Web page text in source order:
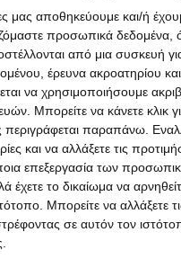
μας αποθηκεύουμε και/ή
προσωπικά δεδομένα,
από μια συσκευή
έρευνα ακροατηρίου
να χρησιμοποιήσουμε
Μπορείτε να κάνετε κλικ
παραπάνω.
και να αλλάξετε τις
επεξεργασία των
έχετε το δικαίωμα να
Μπορείτε να αλλάξετε
σε αυτόν τον